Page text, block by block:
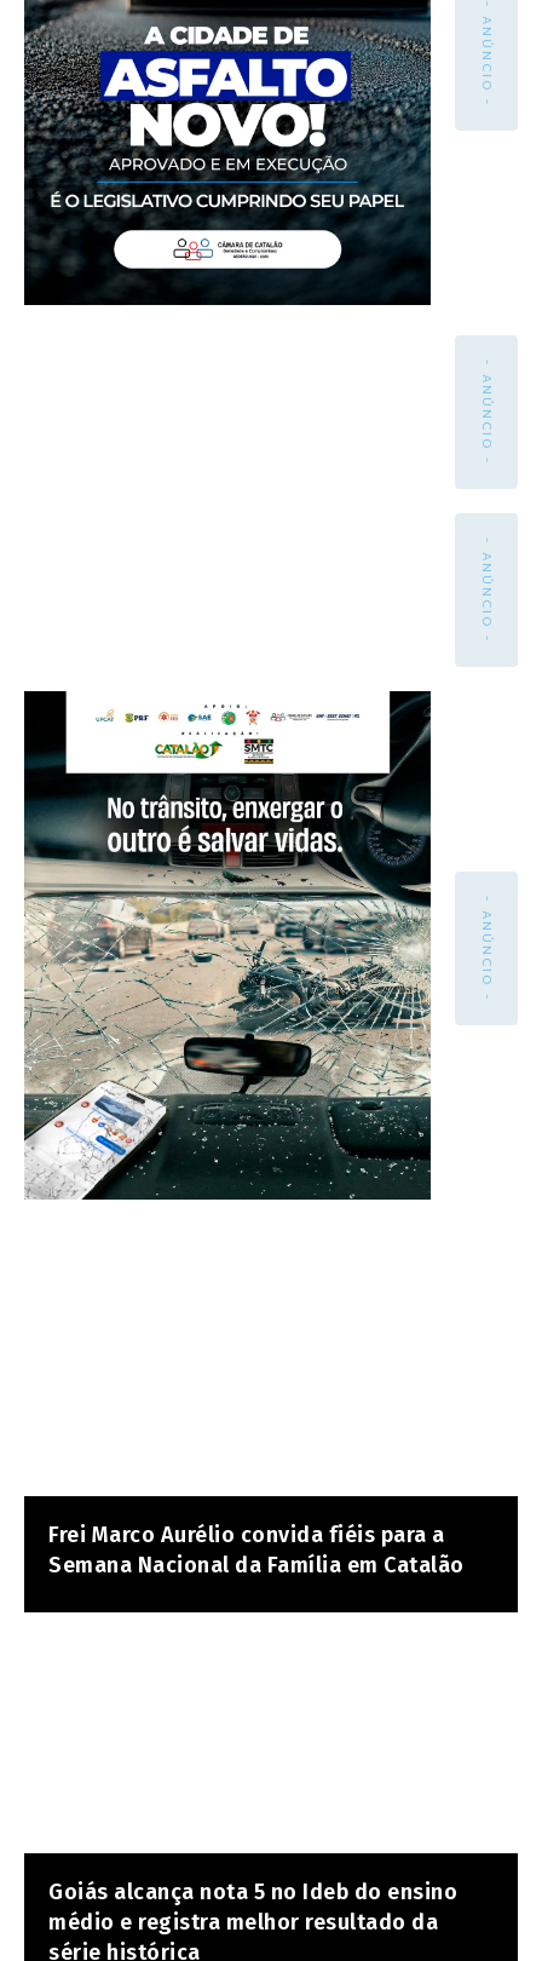
- ANÚNCIO -
- ANÚNCIO -
- ANÚNCIO -
- ANÚNCIO -
Frei Marco Aurélio convida fiéis para a
Semana Nacional da Família em Catalão
Goiás alcança nota 5 no Ideb do ensino
médio e registra melhor resultado da
série histórica